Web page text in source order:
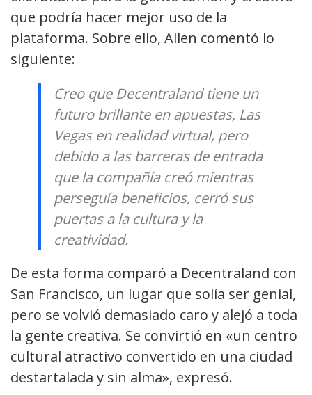
que podría hacer mejor uso de la
plataforma. Sobre ello, Allen comentó lo
siguiente:
Creo que Decentraland tiene un
futuro brillante en apuestas, Las
Vegas en realidad virtual, pero
debido a las barreras de entrada
que la compañía creó mientras
perseguía beneficios, cerró sus
puertas a la cultura y la
creatividad.
De esta forma comparó a Decentraland con
San Francisco, un lugar que solía ser genial,
pero se volvió demasiado caro y alejó a toda
la gente creativa. Se convirtió en «un centro
cultural atractivo convertido en una ciudad
destartalada y sin alma», expresó.